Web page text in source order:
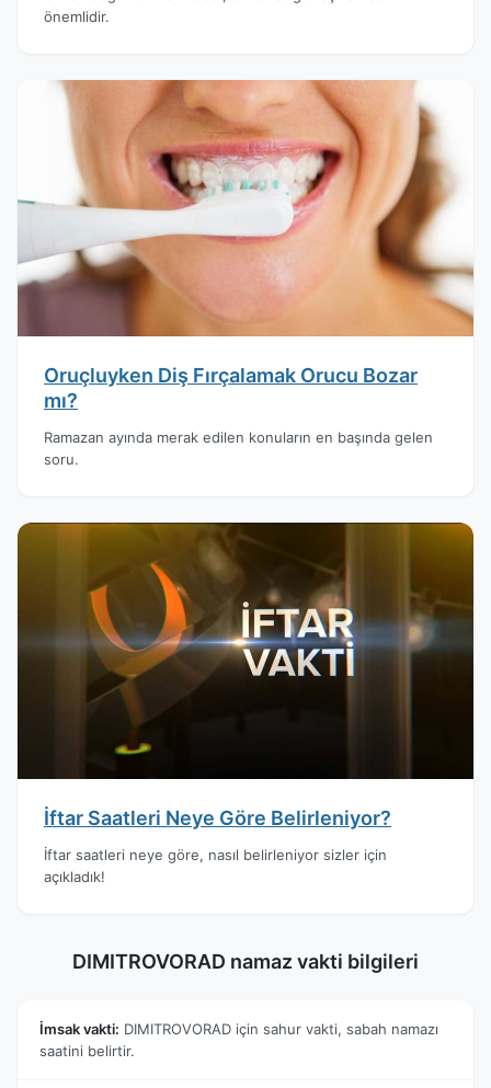
önemlidir.
Oruçluyken Diş Fırçalamak Orucu Bozar
mı?
Ramazan ayında merak edilen konuların en başında gelen
soru.
İftar Saatleri Neye Göre Belirleniyor?
İftar saatleri neye göre, nasıl belirleniyor sizler için
açıkladık!
DIMITROVORAD namaz vakti bilgileri
İmsak vakti: DIMITROVORAD için sahur vakti, sabah namazı
saatini belirtir.